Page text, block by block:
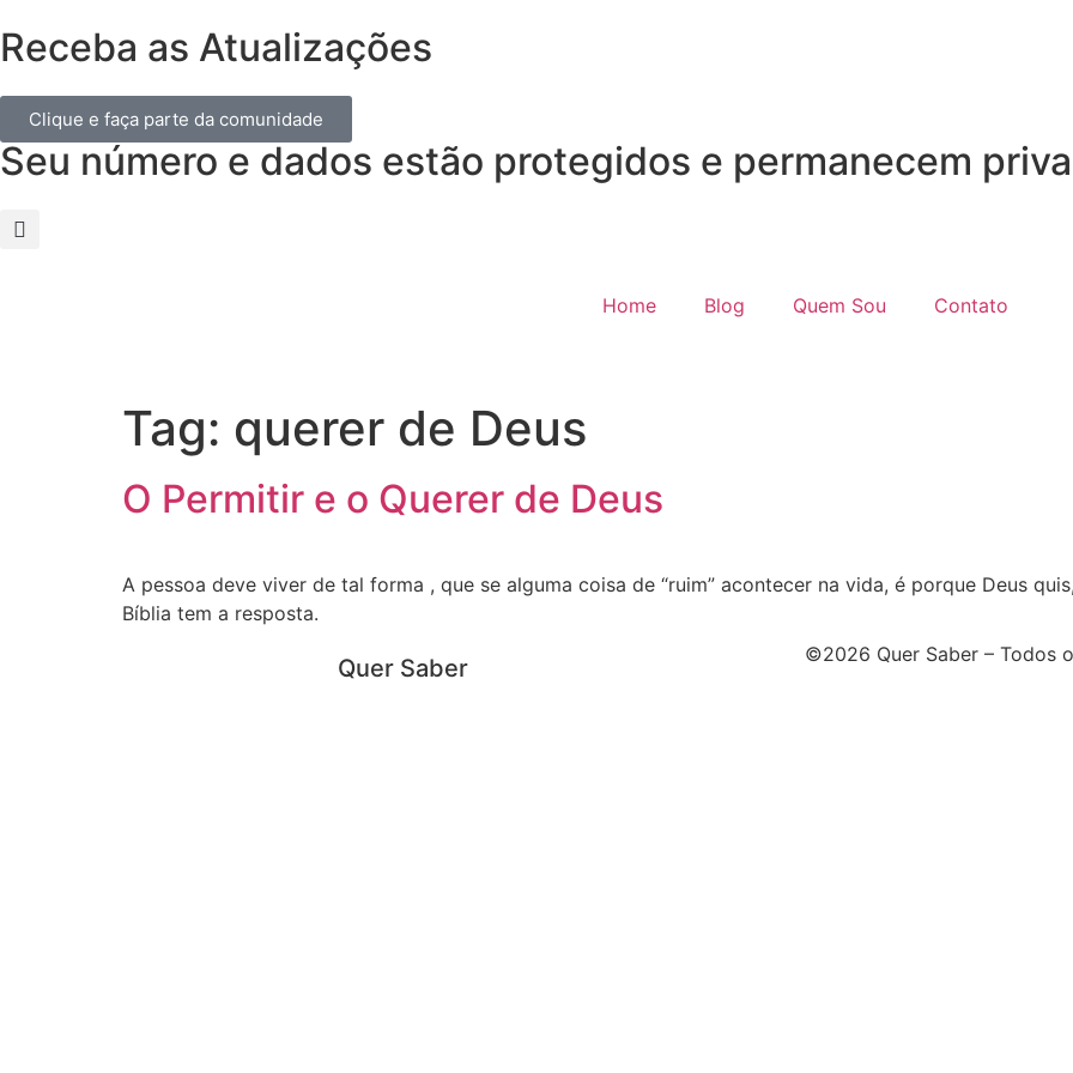
Receba as Atualizações
Clique e faça parte da comunidade
Seu número e dados estão protegidos e permanecem
Home Blog Quem Sou Contato
Tag: querer de Deus
O Permitir e o Querer de Deus
A pessoa deve viver de tal forma , que se alguma coisa de “ruim” acontecer na vida, é porque Deus
Bíblia tem a resposta.
Quer Saber ©2026 Quer Saber – Todos